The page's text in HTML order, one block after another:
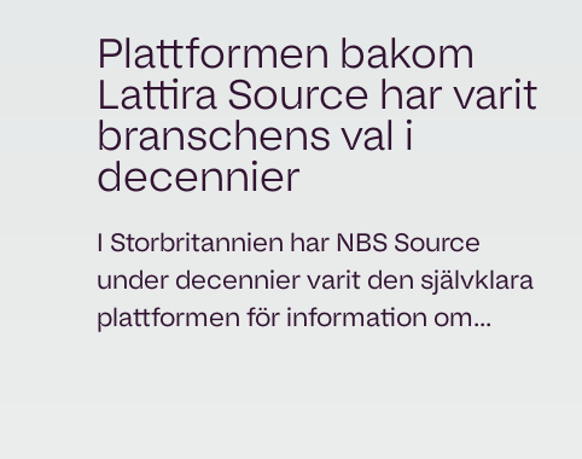
Plattformen bakom
Lattira Source har varit
branschens val i
decennier
I Storbritannien har NBS Source
under decennier varit den självklara
plattformen för information om...